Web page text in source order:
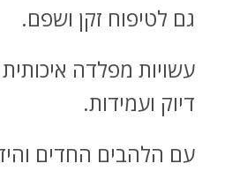
גם לטיפוח זקן ושפם.
עשויות מפלדה
דיוק ועמידות.
עם הלהבים החדים